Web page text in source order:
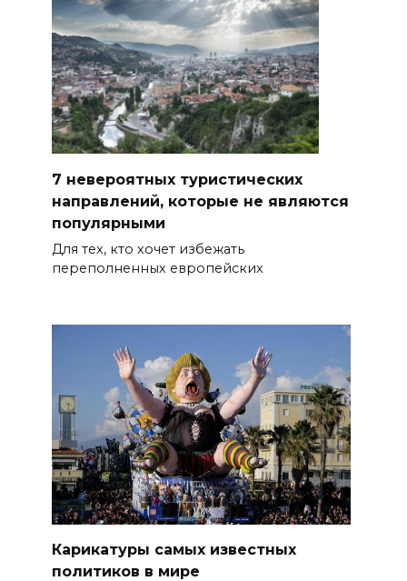
7 невероятных туристических
направлений, которые не являются
популярными
Для тех, кто хочет избежать
переполненных европейских
Карикатуры самых известных
политиков в мире